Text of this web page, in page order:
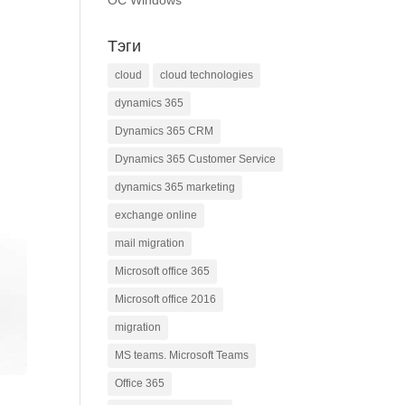
Тэги
cloud cloud technologies
dynamics 365
Dynamics 365 CRM
Dynamics 365 Customer Service
dynamics 365 marketing
exchange online
mail migration
Microsoft office 365
Microsoft office 2016
migration
MS teams. Microsoft Teams
Office 365